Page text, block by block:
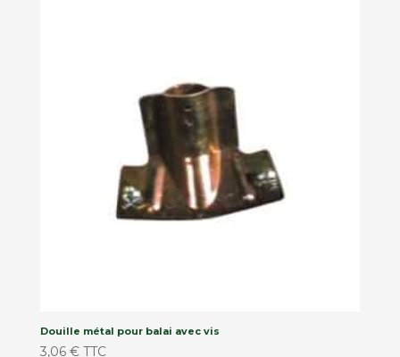
Douille métal pour balai avec vis
3,06 € TTC